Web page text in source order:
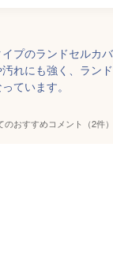
プのランドセルカ
れにも強く、ラン
ています。
のおすすめコメント（2件）